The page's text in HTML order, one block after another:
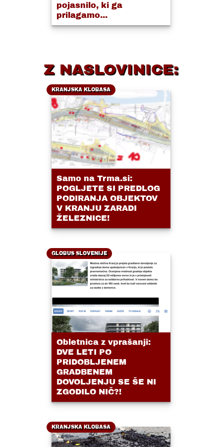
pojasnilo, ki ga
prilagamo...
Z NASLOVINICE:
KRANJSKA KLOBASA
Samo na Trma.si:
POGLJETE SI PREDLOG
PODIRANJA OBJEKTOV
V KRANJU ZARADI
ŽELEZNICE!
GLOBUS SLOVENIJE
Obletnica z vprašanji:
DVE LETI PO
PRIDOBLJENEM
GRADBENEM
DOVOLJENJU SE ŠE NI
ZGODILO NIČ?!
KRANJSKA KLOBASA